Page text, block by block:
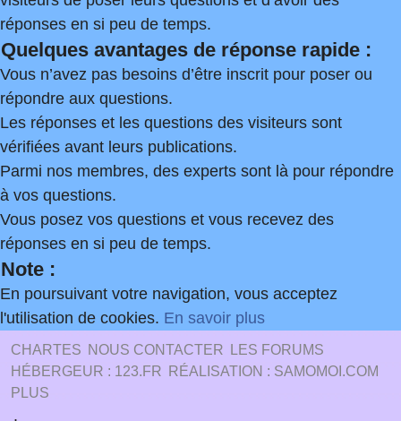
réponses en si peu de temps.
Quelques avantages de réponse rapide :
Vous n’avez pas besoins d’être inscrit pour poser ou
répondre aux questions.
Les réponses et les questions des visiteurs sont
vérifiées avant leurs publications.
Parmi nos membres, des experts sont là pour répondre
à vos questions.
Vous posez vos questions et vous recevez des
réponses en si peu de temps.
Note :
En poursuivant votre navigation, vous acceptez
l'utilisation de cookies. En savoir plus
CHARTES NOUS CONTACTER
LES FORUMS
HÉBERGEUR : 123.FR
RÉALISATION : SAMOMOI.COM
PLUS
.